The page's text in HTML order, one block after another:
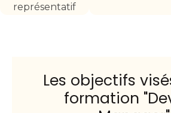
représentatif
Les objectifs
formation